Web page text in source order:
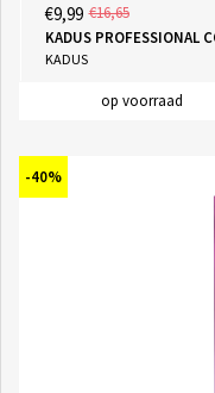
€9,99 €16,65
KADUS PROFESSIONAL
KADUS
op voorraad
-40%